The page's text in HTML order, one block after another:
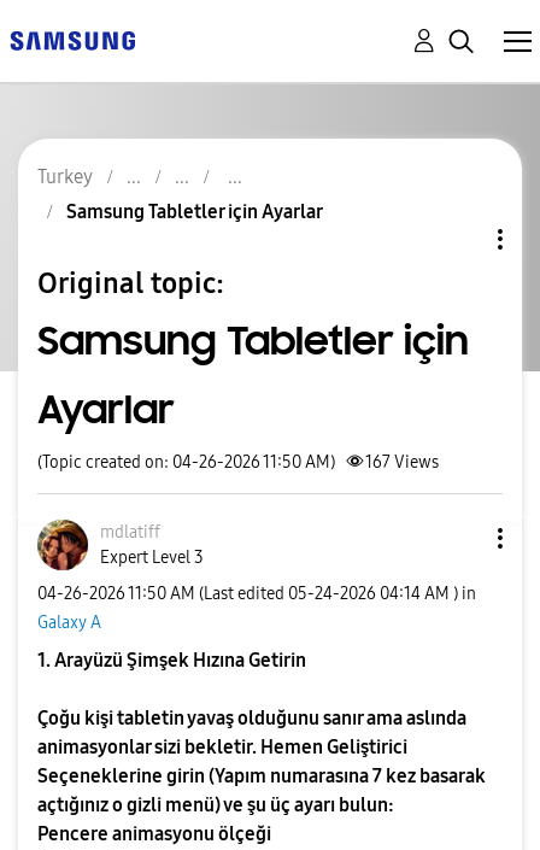
Turkey
Samsung Tabletler için Ayarlar
Original topic:
Samsung Tabletler için
Ayarlar
(Topic created on: 04-26-2026 11:50 AM) 167Views
mdlatiff
Expert Level 3
‎04-26-202611:50 AM (Last edited ‎05-24-2026 04:14 AM ) in
Galaxy A
1. Arayüzü Şimşek Hızına Getirin
Çoğu kişi tabletin yavaş olduğunu sanır ama aslında
animasyonlar sizi bekletir. Hemen Geliştirici
Seçeneklerine girin (Yapım numarasına 7 kez basarak
açtığınız o gizli menü) ve şu üç ayarı bulun:
Pencere animasyonu ölçeği